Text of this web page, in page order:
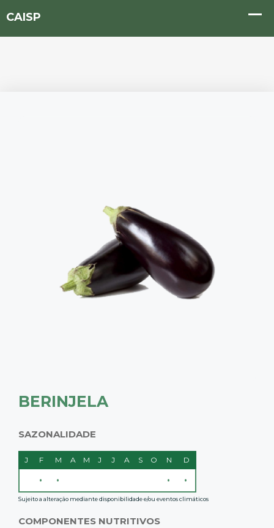
BERINJELA
SAZONALIDADE
J F M A M J J A S O N D
• • • •
Sujeito a alteração mediante disponibilidade e/ou eventos climáticos
COMPONENTES NUTRITIVOS